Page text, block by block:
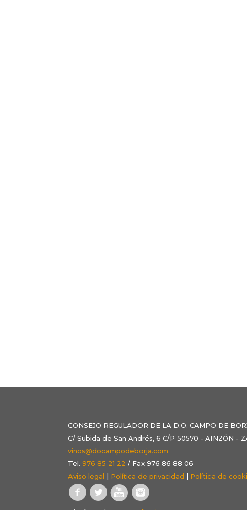
CONSEJO REGULADOR DE LA D.O. CAMPO DE
C/ Subida de San Andrés, 6 C/P 50570 - AINZÓN -
vinos@docampodeborja.com
Tel.976 85 21 22 / Fax 976 86 88 06
Aviso legal | Política de privacidad | Política de